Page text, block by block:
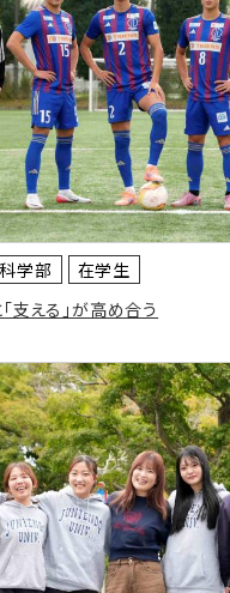
学部
在学生
支える」が高め合う